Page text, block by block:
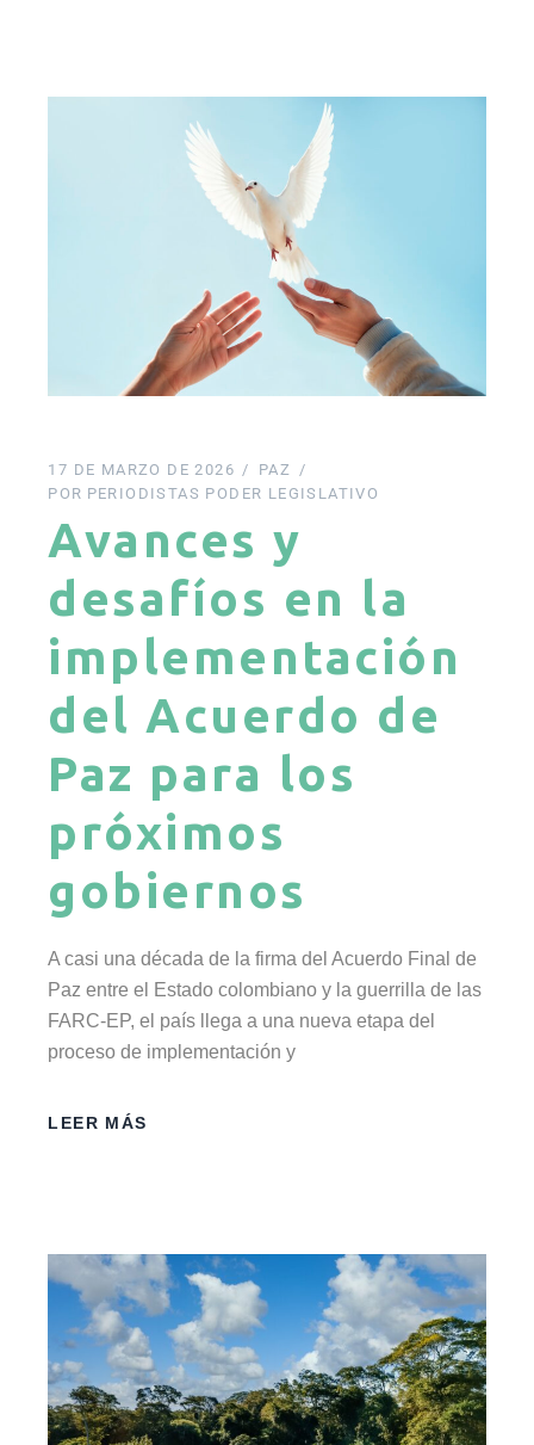
17 DE MARZO DE 2026
PAZ
POR PERIODISTAS PODER LEGISLATIVO
Avances y
desafíos en la
implementación
del Acuerdo de
Paz para los
próximos
gobiernos
A casi una década de la firma del Acuerdo Final de
Paz entre el Estado colombiano y la guerrilla de las
FARC-EP, el país llega a una nueva etapa del
proceso de implementación y
LEER MÁS